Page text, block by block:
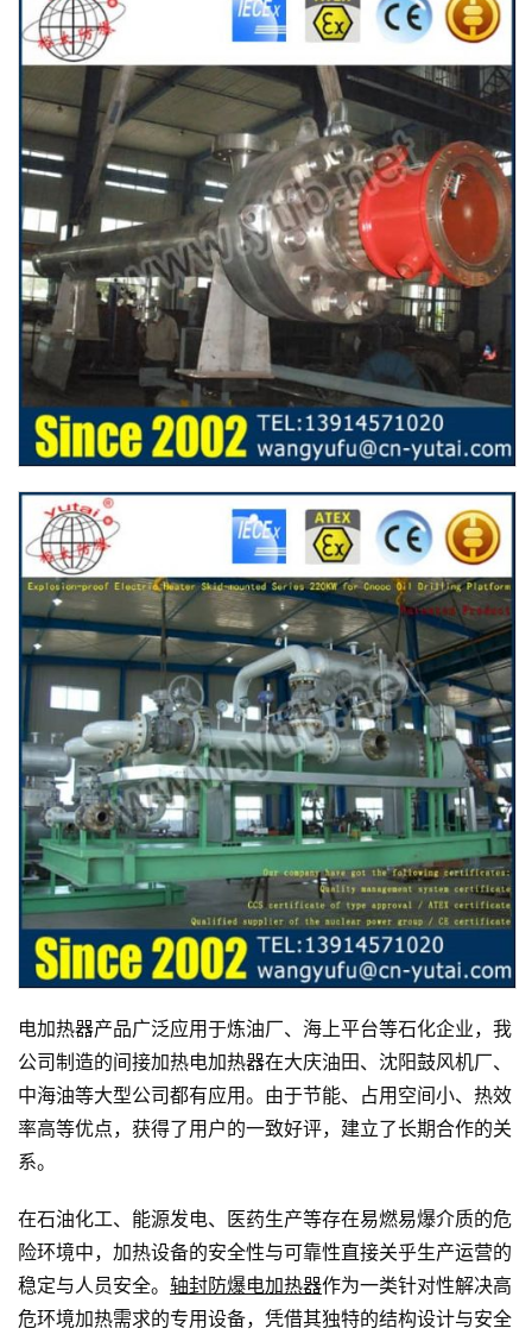
电加热器产品广泛应用于炼油厂、海上平台等石化企业，我
公司制造的间接加热电加热器在大庆油田、沈阳鼓风机厂、
中海油等大型公司都有应用。由于节能、占用空间小、热效
率高等优点，获得了用户的一致好评，建立了长期合作的关
系。
在石油化工、能源发电、医药生产等存在易燃易爆介质的危
险环境中，加热设备的安全性与可靠性直接关乎生产运营的
稳定与人员安全。 轴封防爆电加热器作为一类针对性解决高
危环境加热需求的专用设备，凭借其独特的结构设计与安全